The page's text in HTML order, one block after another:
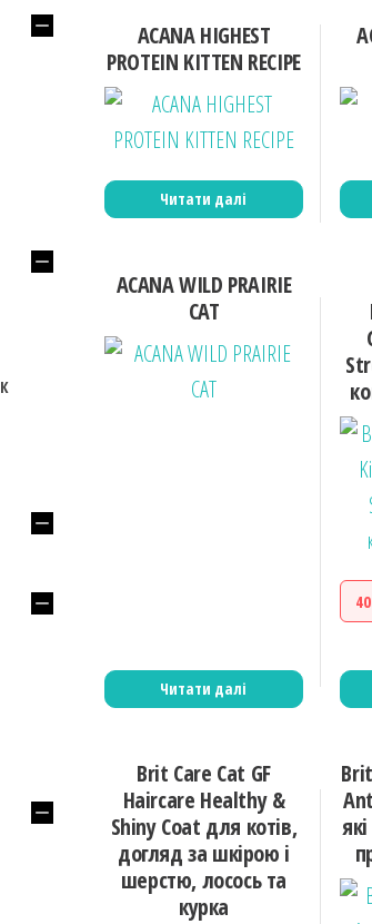
ACANA HIGHEST
PROTEIN KITTEN RECIPE
Читати далі
ACANA WILD PRAIRIE
CAT
Читати далі
Brit Care Cat GF
Haircare Healthy &
Shiny Coat для котів,
догляд за шкірою і
шерстю, лосось та
курка